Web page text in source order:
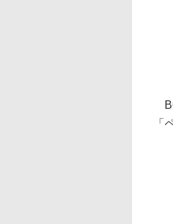
「